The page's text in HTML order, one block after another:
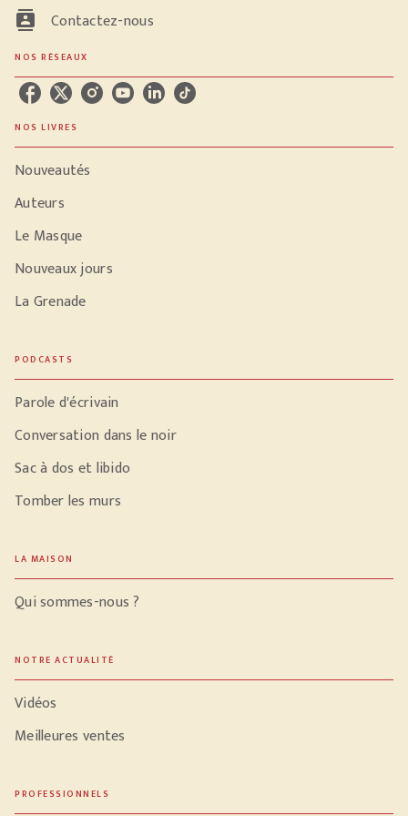
contacts Contactez-nous
NOS RÉSEAUX
NOS LIVRES
Nouveautés
Auteurs
Le Masque
Nouveaux jours
La Grenade
PODCASTS
Parole d'écrivain
Conversation dans le noir
Sac à dos et libido
Tomber les murs
LA MAISON
Qui sommes-nous ?
NOTRE ACTUALITÉ
Vidéos
Meilleures ventes
PROFESSIONNELS